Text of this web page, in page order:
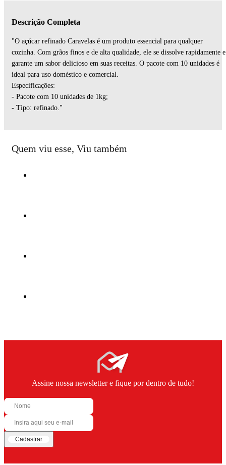
Descrição Completa
"O açúcar refinado Caravelas é um produto essencial para qualquer
cozinha. Com grãos finos e de alta qualidade, ele se dissolve rapidamente e
garante um sabor delicioso em suas receitas. O pacote com 10 unidades é
ideal para uso doméstico e comercial.
Especificações:
- Pacote com 10 unidades de 1kg;
- Tipo: refinado."
Quem viu esse, Viu também
Assine nossa newsletter e fique por dentro de tudo!
Cadastrar